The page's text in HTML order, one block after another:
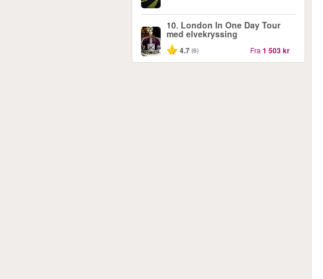
10. London In One Day Tour
med elvekryssing
4.7 (6) Fra 1 503 kr